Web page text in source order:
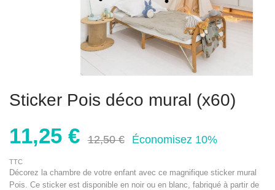
Sticker Pois déco mural (x60)
11,25 € 12,50 € Économisez 10%
TTC
Décorez la chambre de votre enfant avec ce magnifique sticker mural
Pois. Ce sticker est disponible en noir ou en blanc, fabriqué à partir de